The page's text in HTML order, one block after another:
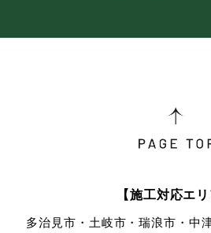
【施工対応エリ
多治見市・土岐市・瑞浪市・中